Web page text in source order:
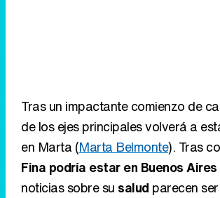
Tras un impactante comienzo de
de los ejes principales volverá a
en Marta (Marta Belmonte). Tras
Fina podría estar en Buenos Aires
noticias sobre su salud parecen ser